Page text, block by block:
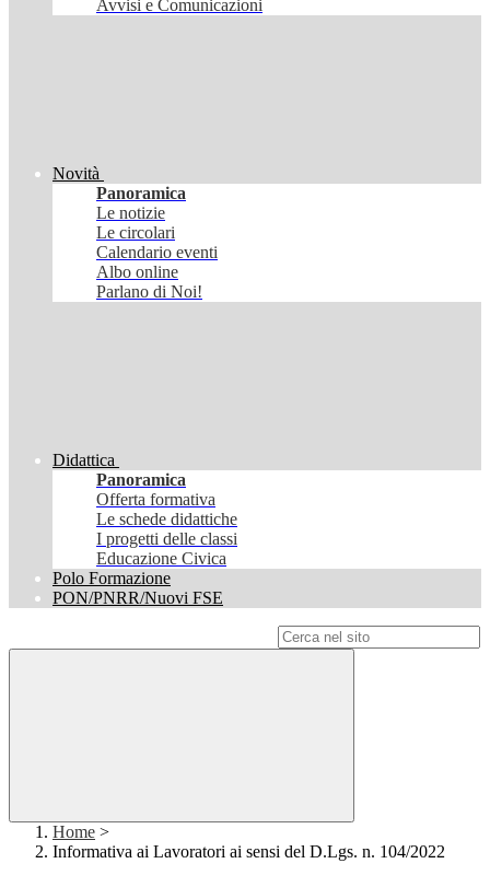
Avvisi e Comunicazioni
Novità
Panoramica
Le notizie
Le circolari
Calendario eventi
Albo online
Parlano di Noi!
Didattica
Panoramica
Offerta formativa
Le schede didattiche
I progetti delle classi
Educazione Civica
Polo Formazione
PON/PNRR/Nuovi FSE
Home >
Informativa ai Lavoratori ai sensi del D.Lgs. n. 104/2022